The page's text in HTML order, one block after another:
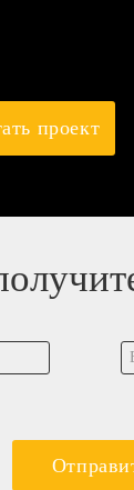
проект